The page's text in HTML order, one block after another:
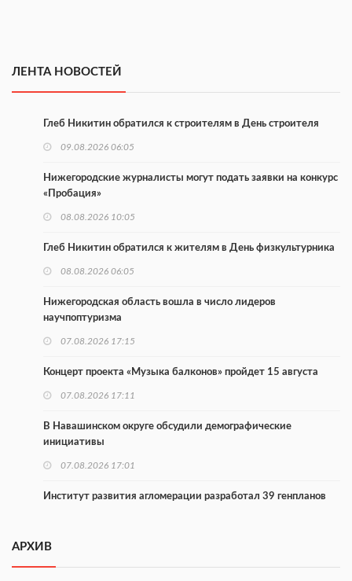
ЛЕНТА НОВОСТЕЙ
Глеб Никитин обратился к строителям в День строителя
09.08.2026 06:05
Нижегородские журналисты могут подать заявки на конкурс
«Пробация»
08.08.2026 10:05
Глеб Никитин обратился к жителям в День физкультурника
08.08.2026 06:05
Нижегородская область вошла в число лидеров
научпоптуризма
07.08.2026 17:15
Концерт проекта «Музыка балконов» пройдет 15 августа
07.08.2026 17:11
В Навашинском округе обсудили демографические
инициативы
07.08.2026 17:01
Институт развития агломерации разработал 39 генпланов
С 8 августа изменят схему движения на въезде в Нижний
Новгород
АРХИВ